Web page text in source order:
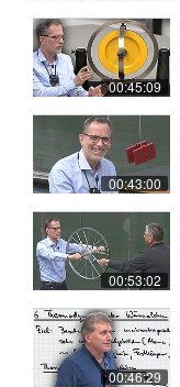
00:45:09
00:43:00
00:53:02
00:46:29